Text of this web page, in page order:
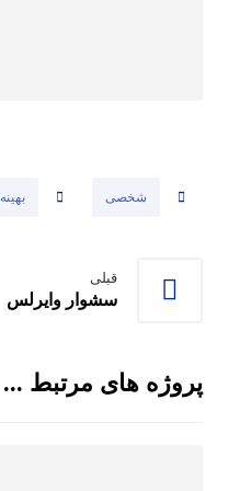
شخصی بهینه
قبلی
سشوار وایرلس
پروژه های مرتبط ...